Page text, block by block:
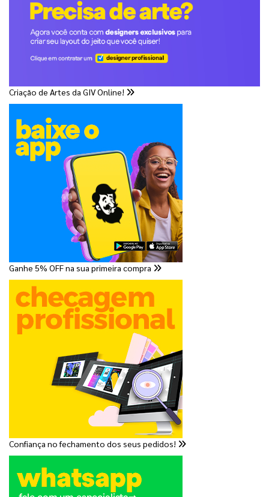
Criação de Artes da GIV Online!
Ganhe 5% OFF na sua primeira compra
Confiança no fechamento dos seus pedidos!